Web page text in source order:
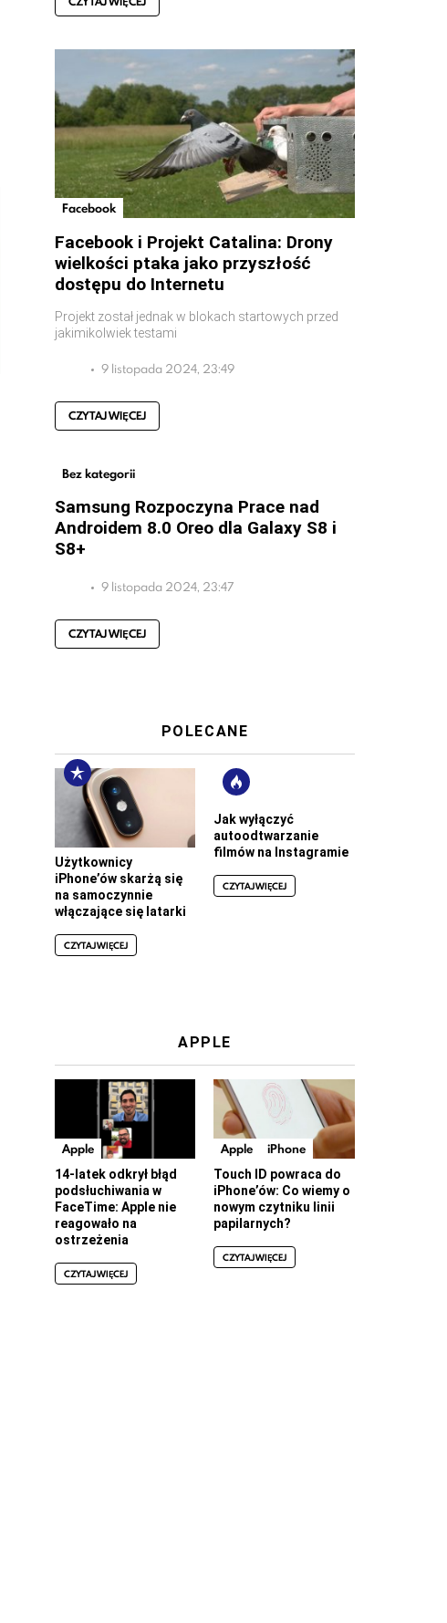
Facebook
Facebook i Projekt Catalina: Drony
wielkości ptaka jako przyszłość
dostępu do Internetu
Projekt został jednak w blokach startowych przed
jakimikolwiek testami
9 listopada 2024, 23:49
CZYTAJ WIĘCEJ
Bez kategorii
Samsung Rozpoczyna Prace nad
Androidem 8.0 Oreo dla Galaxy S8 i
S8+
9 listopada 2024, 23:47
CZYTAJ WIĘCEJ
POLECANE
Użytkownicy
iPhone’ów skarżą się
na samoczynnie
włączające się latarki
CZYTAJ WIĘCEJ
Jak wyłączyć
autoodtwarzanie
filmów na Instagramie
CZYTAJ WIĘCEJ
APPLE
Apple
14-latek odkrył błąd
podsłuchiwania w
FaceTime: Apple nie
reagowało na
ostrzeżenia
CZYTAJ WIĘCEJ
Apple iPhone
Touch ID powraca do
iPhone’ów: Co wiemy o
nowym czytniku linii
papilarnych?
CZYTAJ WIĘCEJ